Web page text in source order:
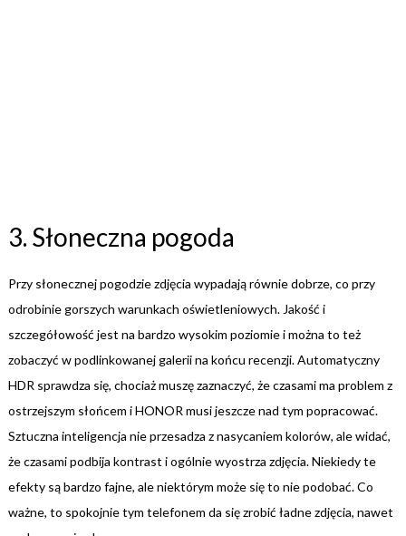
3. Słoneczna pogoda
Przy słonecznej pogodzie zdjęcia wypadają równie dobrze, co przy
odrobinie gorszych warunkach oświetleniowych. Jakość i
szczegółowość jest na bardzo wysokim poziomie i można to też
zobaczyć w podlinkowanej galerii na końcu recenzji. Automatyczny
HDR sprawdza się, chociaż muszę zaznaczyć, że czasami ma problem z
ostrzejszym słońcem i HONOR musi jeszcze nad tym popracować.
Sztuczna inteligencja nie przesadza z nasycaniem kolorów, ale widać,
że czasami podbija kontrast i ogólnie wyostrza zdjęcia. Niekiedy te
efekty są bardzo fajne, ale niektórym może się to nie podobać. Co
ważne, to spokojnie tym telefonem da się zrobić ładne zdjęcia, nawet